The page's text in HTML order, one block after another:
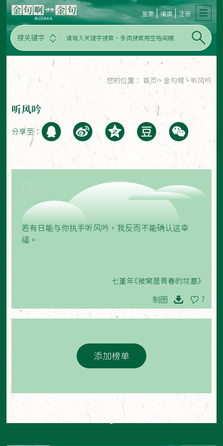
搜关键字
登录 编撰 注册
您的位置： 首页 > 金句榜 > 听风吟
听风吟
分享至：
若有日能与你执手听风吟，我反而不能确认这幸
福。
七堇年《被窝是青春的坟墓》
制图 7
添加榜单